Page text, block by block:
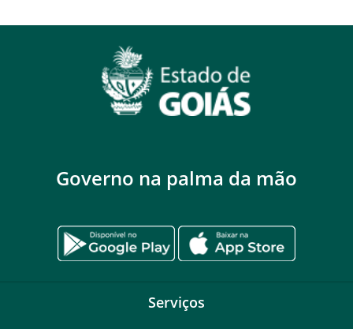
Governo na palma da mão
Serviços